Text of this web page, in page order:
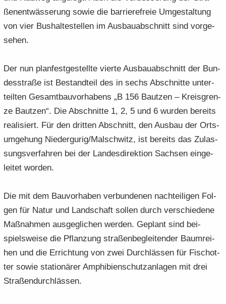
ßen­ent­wäs­se­rung sowie die bar­rie­re­freie Um­ge­stal­tung
von vier Bus­hal­te­stel­len im Aus­bau­ab­schnitt sind vor­ge­
se­hen.
Der nun plan­fest­ge­stell­te vier­te Aus­bau­ab­schnitt der Bun­
des­stra­ße ist Be­stand­teil des in sechs Ab­schnit­te un­ter­
teil­ten Ge­samt­bau­vor­ha­bens „B 156 Baut­zen – Kreis­gren­
ze Baut­zen“. Die Ab­schnit­te 1, 2, 5 und 6 wur­den be­reits
rea­li­siert. Für den drit­ten Ab­schnitt, den Aus­bau der Orts­
um­ge­hung Nie­der­gu­rig/Mal­schwitz, ist be­reits das Zu­las­
sungs­ver­fah­ren bei der Lan­des­di­rek­ti­on Sach­sen ein­ge­
lei­tet wor­den.
Die mit dem Bau­vor­ha­ben ver­bun­de­nen nach­tei­li­gen Fol­
gen für Natur und Land­schaft sol­len durch ver­schie­de­ne
Maß­nah­men aus­ge­gli­chen wer­den. Ge­plant sind bei­
spiels­wei­se die Pflan­zung stra­ßen­be­glei­ten­der Baum­rei­
hen und die Er­rich­tung von zwei Durch­läs­sen für Fisch­ot­
ter sowie sta­tio­nä­rer Am­phi­bi­en­schutz­an­la­gen mit drei
Stra­ßen­durch­läs­sen.